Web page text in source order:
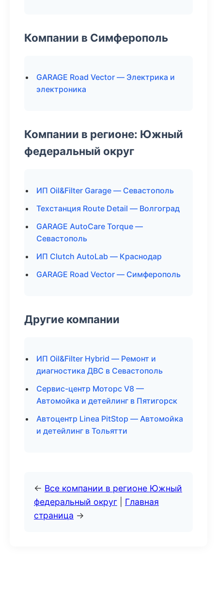
Компании в Симферополь
GARAGE Road Vector — Электрика и
электроника
Компании в регионе: Южный
федеральный округ
ИП Oil&Filter Garage — Севастополь
Техстанция Route Detail — Волгоград
GARAGE AutoCare Torque —
Севастополь
ИП Clutch AutoLab — Краснодар
GARAGE Road Vector — Симферополь
Другие компании
ИП Oil&Filter Hybrid — Ремонт и
диагностика ДВС в Севастополь
Сервис-центр Моторс V8 —
Автомойка и детейлинг в Пятигорск
Автоцентр Linea PitStop — Автомойка
и детейлинг в Тольятти
← Все компании в регионе Южный
федеральный округ
Главная
страница →